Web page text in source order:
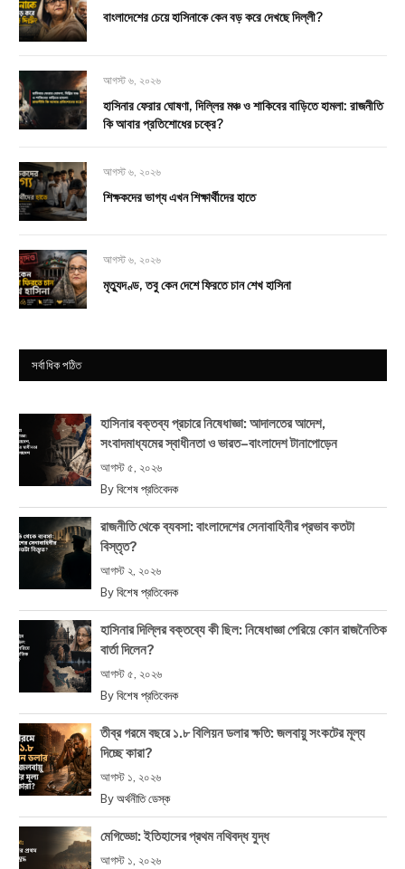
বাংলাদেশের চেয়ে হাসিনাকে কেন বড় করে দেখছে দিল্লী?
আগস্ট ৬, ২০২৬
হাসিনার ফেরার ঘোষণা, দিল্লির মঞ্চ ও শাকিবের বাড়িতে হামলা: রাজনীতি
কি আবার প্রতিশোধের চক্রে?
আগস্ট ৬, ২০২৬
শিক্ষকদের ভাগ্য এখন শিক্ষার্থীদের হাতে
আগস্ট ৬, ২০২৬
মৃত্যুদণ্ড, তবু কেন দেশে ফিরতে চান শেখ হাসিনা
সর্বাধিক পঠিত
হাসিনার বক্তব্য প্রচারে নিষেধাজ্ঞা: আদালতের আদেশ,
সংবাদমাধ্যমের স্বাধীনতা ও ভারত–বাংলাদেশ টানাপোড়েন
আগস্ট ৫, ২০২৬
By বিশেষ প্রতিবেদক
রাজনীতি থেকে ব্যবসা: বাংলাদেশের সেনাবাহিনীর প্রভাব কতটা
বিস্তৃত?
আগস্ট ২, ২০২৬
By বিশেষ প্রতিবেদক
হাসিনার দিল্লির বক্তব্যে কী ছিল: নিষেধাজ্ঞা পেরিয়ে কোন রাজনৈতিক
বার্তা দিলেন?
আগস্ট ৫, ২০২৬
By বিশেষ প্রতিবেদক
তীব্র গরমে বছরে ১.৮ বিলিয়ন ডলার ক্ষতি: জলবায়ু সংকটের মূল্য
দিচ্ছে কারা?
আগস্ট ১, ২০২৬
By অর্থনীতি ডেস্ক
মেগিড্ডো: ইতিহাসের প্রথম নথিবদ্ধ যুদ্ধ
আগস্ট ১, ২০২৬